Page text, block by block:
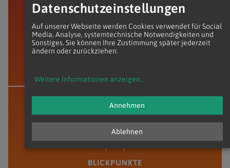
SIE HABEN EIN
ANLIEGEN?
Wir sind für Sie da!
PFARR-
KINDERGARTEN
Kinder, da ist was
BLICKPUNKTE
Datenschutzeinstellungen
Auf unserer Webseite werden Cookies verwendet für Social
Media, Analyse, systemtechnische Notwendigkeiten und
Sonstiges. Sie können Ihre Zustimmung später jederzeit
ändern oder zurückziehen.
Weitere Informationen anzeigen...
Ablehnen
Annehmen